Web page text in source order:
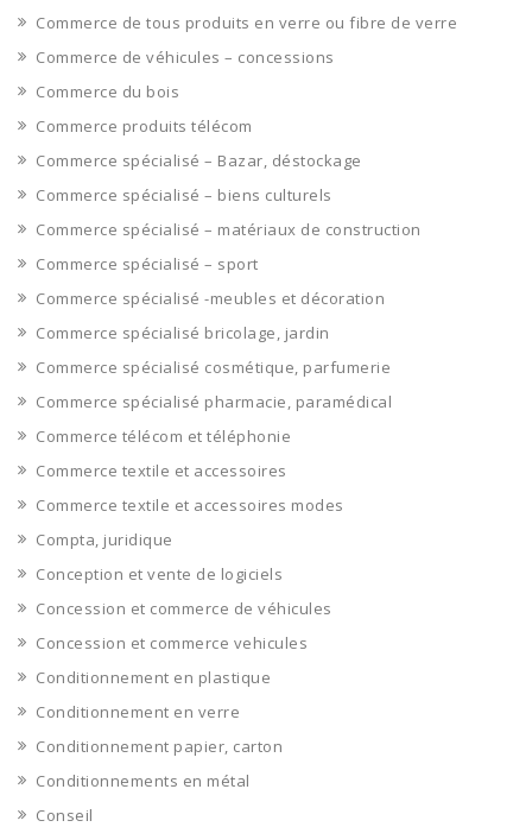
Commerce de tous produits en verre ou fibre de verre
Commerce de véhicules – concessions
Commerce du bois
Commerce produits télécom
Commerce spécialisé – Bazar, déstockage
Commerce spécialisé – biens culturels
Commerce spécialisé – matériaux de construction
Commerce spécialisé – sport
Commerce spécialisé -meubles et décoration
Commerce spécialisé bricolage, jardin
Commerce spécialisé cosmétique, parfumerie
Commerce spécialisé pharmacie, paramédical
Commerce télécom et téléphonie
Commerce textile et accessoires
Commerce textile et accessoires modes
Compta, juridique
Conception et vente de logiciels
Concession et commerce de véhicules
Concession et commerce vehicules
Conditionnement en plastique
Conditionnement en verre
Conditionnement papier, carton
Conditionnements en métal
Conseil